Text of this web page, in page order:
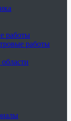
работы
работы